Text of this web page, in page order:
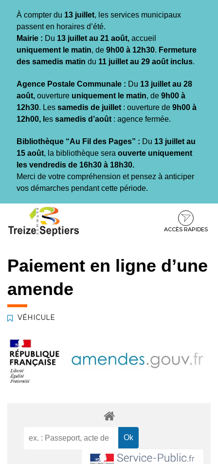
À compter du 13 juillet, les services municipaux
passent en horaires d’été.
Mairie : Du 13 juillet au 21 août, accueil
uniquement le matin, de 9h00 à 12h30. Fermeture
des samedis matin du 11 juillet au 29 août inclus.
Agence Postale Communale : Du 13 juillet au 28
août, ouverture uniquement le matin, de 9h00 à
12h30. Les samedis de juillet : ouverture de 9h00 à
12h00, l es samedis d’août : agence fermée.
Bibliothèque “Au Fil des Pages” : Du 13 juillet au
15 août, la bibliothèque sera ouverte uniquement
les vendredis de 16h30 à 18h30.
Merci de votre compréhension et pensez à anticiper
vos démarches pendant cette période.
contenu
pied
ACCÈS RAPIDES
Paiement en ligne d’une
amende
VÉHICULE